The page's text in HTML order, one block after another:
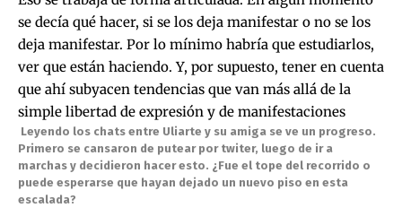
se decía qué hacer, si se los deja manifestar o no se los
deja manifestar. Por lo mínimo habría que estudiarlos,
ver que están haciendo. Y, por supuesto, tener en cuenta
que ahí subyacen tendencias que van más allá de la
simple libertad de expresión y de manifestaciones
Leyendo los chats entre Uliarte y su amiga se ve un progreso.
Primero se cansaron de putear por twiter, luego de ir a
marchas y decidieron hacer esto. ¿Fue el tope del recorrido o
puede esperarse que hayan dejado un nuevo piso en esta
escalada?